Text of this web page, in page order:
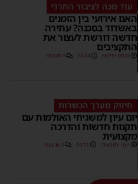
עוד מכה לציבור החרדי
האם אירועי בין הזמנים
באשדוד בסכנה? עתירה
חדשה דורשת לעצור את
התקציבים
מנחם דויטש 14:24 1 תגובות
חיזוק מערך הכשרות
יום עיון למשגיחי האולמות עם
תקנות חדשות והדרכה
מקצועית
יוסי יחזקאלי 14:11 1 תגובות